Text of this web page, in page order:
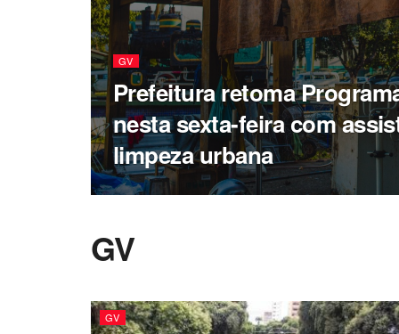
GV
Prefeitura retoma
nesta sexta-feira com
limpeza urbana
GV
GV